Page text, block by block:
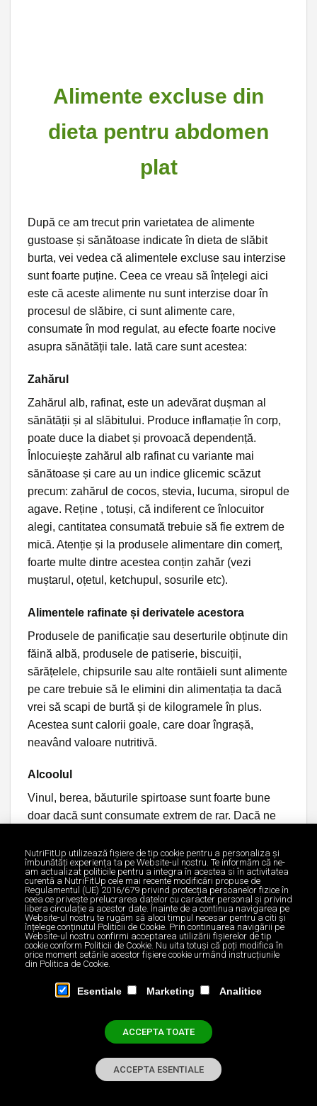
Alimente excluse din
dieta pentru abdomen
plat
După ce am trecut prin varietatea de alimente
gustoase și sănătoase indicate în dieta de slăbit
burta, vei vedea că alimentele excluse sau interzise
sunt foarte puține. Ceea ce vreau să înțelegi aici
este că aceste alimente nu sunt interzise doar în
procesul de slăbire, ci sunt alimente care,
consumate în mod regulat, au efecte foarte nocive
asupra sănătății tale. Iată care sunt acestea:
Zahărul
Zahărul alb, rafinat, este un adevărat dușman al
sănătății și al slăbitului. Produce inflamație în corp,
poate duce la diabet și provoacă dependență.
Înlocuiește zahărul alb rafinat cu variante mai
sănătoase și care au un indice glicemic scăzut
precum: zahărul de cocos, stevia, lucuma, siropul de
agave. Reține , totuși, că indiferent ce înlocuitor
alegi, cantitatea consumată trebuie să fie extrem de
mică. Atenție și la produsele alimentare din comerț,
foarte multe dintre acestea conțin zahăr (vezi
muștarul, oțetul, ketchupul, sosurile etc).
Alimentele rafinate și derivatele acestora
Produsele de panificație sau deserturile obținute din
făină albă, produsele de patiserie, biscuiții,
sărățelele, chipsurile sau alte rontăieli sunt alimente
pe care trebuie să le elimini din alimentația ta dacă
vrei să scapi de burtă și de kilogramele în plus.
Acestea sunt calorii goale, care doar îngrașă,
neavând valoare nutritivă.
Alcoolul
Vinul, berea, băuturile spirtoase sunt foarte bune
doar dacă sunt consumate extrem de rar. Dacă ne
deja că nu trebuie consumate deloc. Alcoolul are
efect inflamator la nivel intestinal şi potenţează
depunerea de grăsimi fix în această zonă, adică pe
abdomen. Ca să nu mai spun că băuturile alcoolice
au un conținut caloric foarte mare (7kcal per gram
de alcool pur).
Băuturile carbogazoase, sucurile de fructe sau
coloranți și conservanți. Consumul acestora duce la
efect dereglarea digestiei, balonarea și depunerea
de grăsime. Poți înlocui aceste băuturi cu fructe,
NutriFitUp utilizează fişiere de tip cookie pentru a personaliza și
îmbunătăți experiența ta pe Website-ul nostru. Te informăm că ne-
am actualizat politicile pentru a integra în acestea si în activitatea
curentă a NutriFitUp cele mai recente modificări propuse de
Regulamentul (UE) 2016/679 privind protecția persoanelor fizice în
ceea ce privește prelucrarea datelor cu caracter personal și privind
libera circulație a acestor date. Înainte de a continua navigarea pe
Website-ul nostru te rugăm să aloci timpul necesar pentru a citi și
înțelege conținutul Politicii de Cookie. Prin continuarea navigării pe
Website-ul nostru confirmi acceptarea utilizării fişierelor de tip
cookie conform Politicii de Cookie. Nu uita totuși că poți modifica în
orice moment setările acestor fişiere cookie urmând instrucțiunile
din Politica de Cookie.
Esentiale Marketing Analitice
ACCEPTA TOATE
ACCEPTA ESENTIALE